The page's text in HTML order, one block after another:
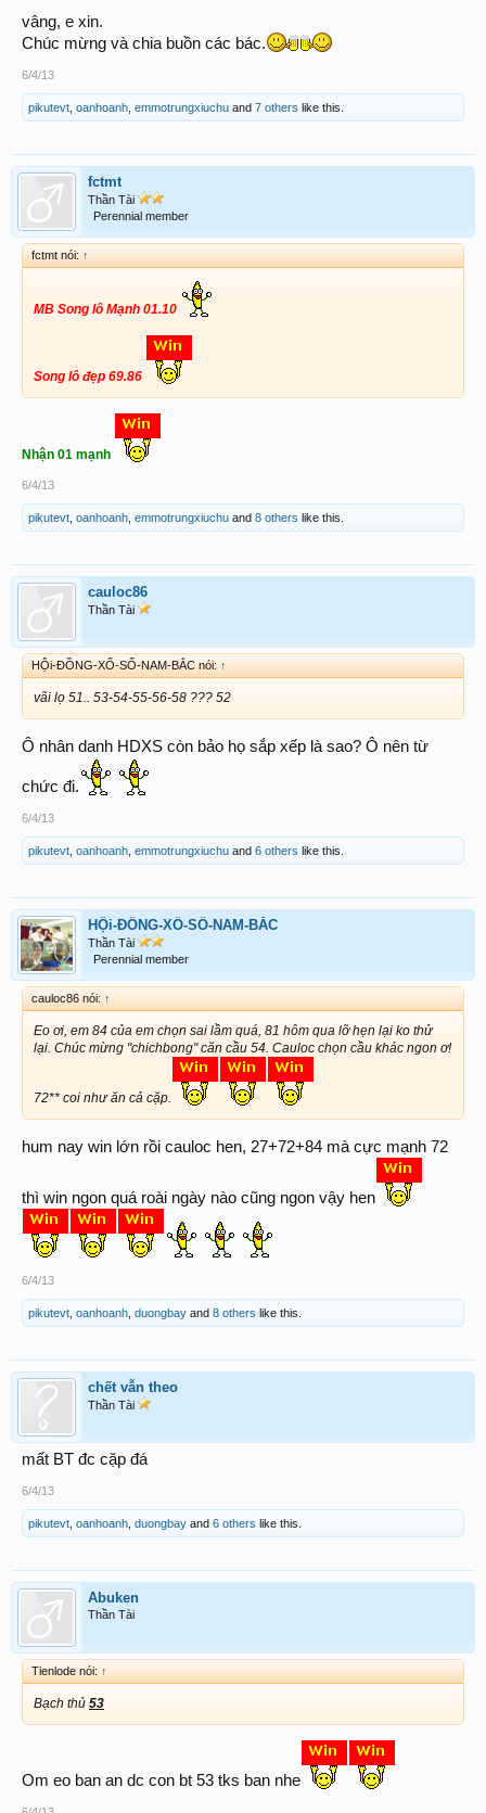
vâng, e xin.
Chúc mừng và chia buồn các bác.
6/4/13
pikutevt oanhoanh emmotrungxiuchu and 7 others like this.
fctmt
Thần Tài
Perennial member
fctmt nói: ↑
MB Song lô Mạnh 01.10
Song lô đẹp 69.86
Nhận 01 mạnh
6/4/13
pikutevt oanhoanh emmotrungxiuchu and 8 others like this.
cauloc86
Thần Tài
HỘi-ĐỒNG-XỔ-SỐ-NAM-BẮC nói: ↑
vãi lọ 51.. 53-54-55-56-58 ??? 52
Ô nhân danh HDXS còn bảo họ sắp xếp là sao? Ô nên từ
chức đi.
6/4/13
pikutevt oanhoanh emmotrungxiuchu and 6 others like this.
HỘi-ĐỒNG-XỔ-SỐ-NAM-BẮC
Thần Tài
Perennial member
cauloc86 nói: ↑
Eo ơi, em 84 của em chọn sai lầm quá, 81 hôm qua lỡ hẹn lại ko thử
lại. Chúc mừng "chichbong" căn cầu 54. Cauloc chọn cầu khác ngon ơ!
72** coi như ăn cả cặp.
hum nay win lớn rồi cauloc hen, 27+72+84 mà cực mạnh 72
thì win ngon quá roài ngày nào cũng ngon vậy hen
6/4/13
pikutevt oanhoanh duongbay and 8 others like this.
chết vẫn theo
Thần Tài
mất BT đc cặp đá
6/4/13
pikutevt oanhoanh duongbay and 6 others like this.
Abuken
Thần Tài
Tienlode nói: ↑
Bạch thủ 53
Om eo ban an dc con bt 53 tks ban nhe